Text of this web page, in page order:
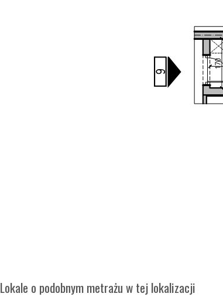
Lokale o podobnym metrażu w tej lokalizacji